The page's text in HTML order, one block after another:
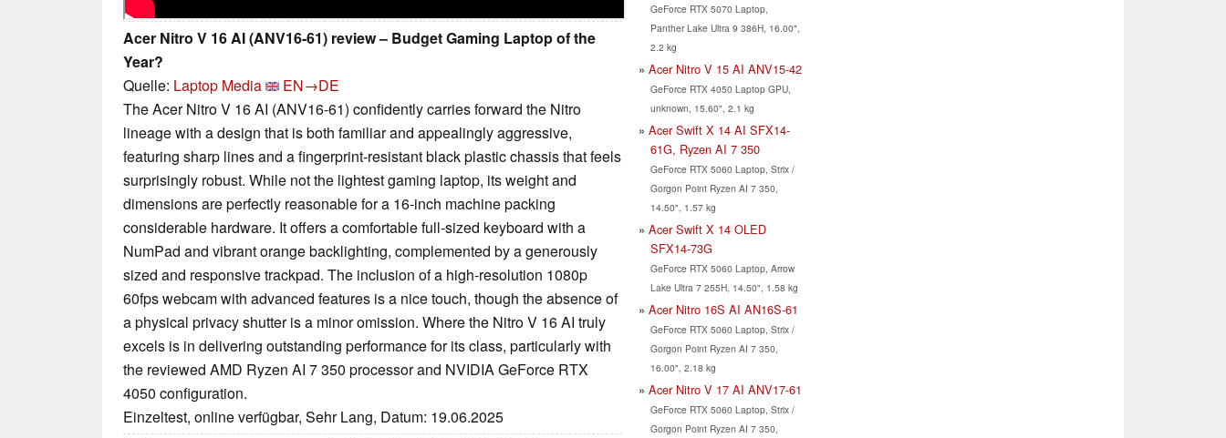
Acer Nitro V 16 AI (ANV16-61) review – Budget Gaming Laptop of the
Year?
Quelle: Laptop Media
EN→DE
The Acer Nitro V 16 AI (ANV16-61) confidently carries forward the Nitro
lineage with a design that is both familiar and appealingly aggressive,
featuring sharp lines and a fingerprint-resistant black plastic chassis that feels
surprisingly robust. While not the lightest gaming laptop, its weight and
dimensions are perfectly reasonable for a 16-inch machine packing
considerable hardware. It offers a comfortable full-sized keyboard with a
NumPad and vibrant orange backlighting, complemented by a generously
sized and responsive trackpad. The inclusion of a high-resolution 1080p
60fps webcam with advanced features is a nice touch, though the absence of
a physical privacy shutter is a minor omission. Where the Nitro V 16 AI truly
excels is in delivering outstanding performance for its class, particularly with
the reviewed AMD Ryzen AI 7 350 processor and NVIDIA GeForce RTX
4050 configuration.
Einzeltest, online verfügbar, Sehr Lang, Datum: 19.06.2025
GeForce RTX 5070 Laptop,
Panther Lake Ultra 9 386H, 16.00",
2.2 kg
Acer Nitro V 15 AI ANV15-42
GeForce RTX 4050 Laptop GPU,
unknown, 15.60", 2.1 kg
Acer Swift X 14 AI SFX14-
61G, Ryzen AI 7 350
GeForce RTX 5060 Laptop, Strix /
Gorgon Point Ryzen AI 7 350,
14.50", 1.57 kg
Acer Swift X 14 OLED
SFX14-73G
GeForce RTX 5060 Laptop, Arrow
Lake Ultra 7 255H, 14.50", 1.58 kg
Acer Nitro 16S AI AN16S-61
GeForce RTX 5060 Laptop, Strix /
Gorgon Point Ryzen AI 7 350,
16.00", 2.18 kg
Acer Nitro V 17 AI ANV17-61
GeForce RTX 5060 Laptop, Strix /
Gorgon Point Ryzen AI 7 350,